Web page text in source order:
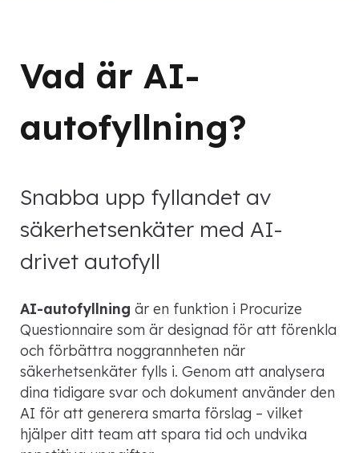
Vad är AI-
autofyllning?
Snabba upp fyllandet av
säkerhetsenkäter med AI-
drivet autofyll
AI-autofyllning är en funktion i Procurize
Questionnaire som är designad för att förenkla
och förbättra noggrannheten när
säkerhetsenkäter fylls i. Genom att analysera
dina tidigare svar och dokument använder den
AI för att generera smarta förslag – vilket
hjälper ditt team att spara tid och undvika